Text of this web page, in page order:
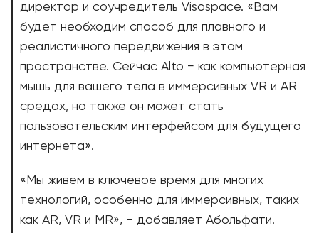
директор и соучредитель Visospace. «Вам
будет необходим способ для плавного и
реалистичного передвижения в этом
пространстве. Сейчас Alto − как компьютерная
мышь для вашего тела в иммерсивных VR и AR
средах, но также он может стать
пользовательским интерфейсом для будущего
интернета».
«Мы живем в ключевое время для многих
технологий, особенно для иммерсивных, таких
как AR, VR и MR», − добавляет Абольфати.